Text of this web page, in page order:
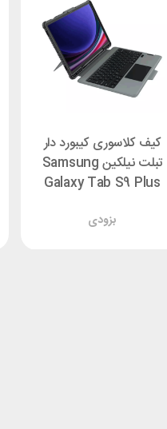
کیف کلاسوری کیبورد دار
تبلت نیلکین Samsung
Galaxy Tab S9 Plus
Backlit
بزودی